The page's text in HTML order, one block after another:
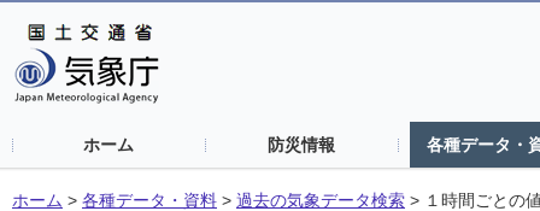
ホーム 防災情報 各種データ・
ホーム > 各種データ・資料 > 過去の気象データ検索 > １時間ごとの